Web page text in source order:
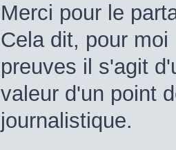
Merci pour le
Cela dit, pour
preuves il s'agit
valeur d'un point
journalistique.